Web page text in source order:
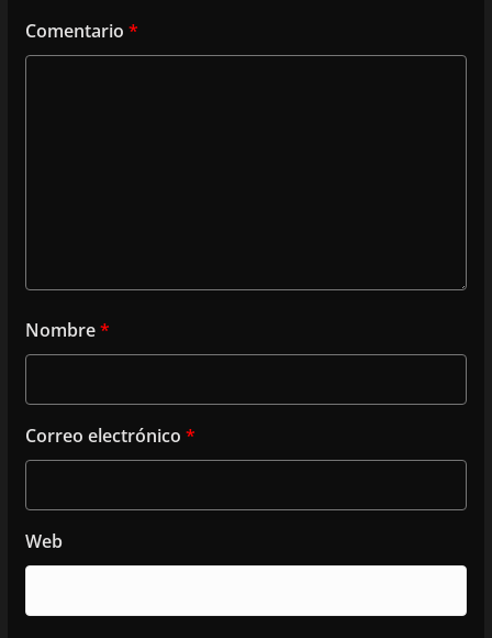
Comentario *
Nombre*
Correo electrónico *
Web